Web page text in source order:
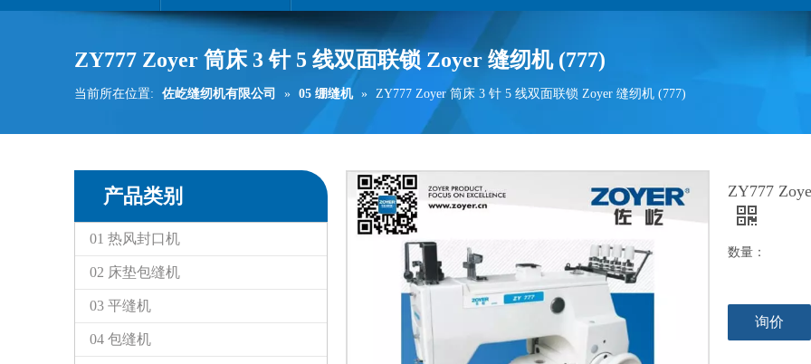
ZY777 Zoyer 筒床 3 针 5 线双面联锁 Zoyer 缝纫机 (777)
当前所在位置: 佐屹缝纫机有限公司 » 05 绷缝机 » ZY777 Zoyer 筒床 3 针 5 线双面联锁 Zoyer 缝纫机 (777)
产品类别
01 热风封口机
02 床垫包缝机
03 平缝机
04 包缝机
ZY777
数量：
询价